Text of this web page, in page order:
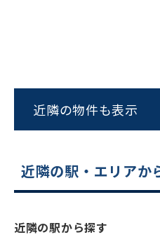
をお伝え
スムーズにご
平日
近隣の物件も表示
近隣の駅・エリアか
近隣の駅から探す